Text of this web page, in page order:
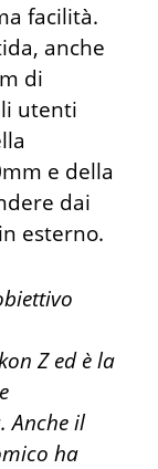
facilità.
anche
di
utenti
e della
dai
esterno.
Z ed è la
Anche il
ha